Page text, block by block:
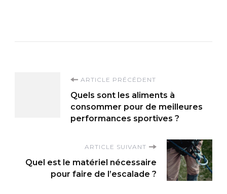
Navigation
d'article
ARTICLE PRÉCÉDENT
Quels sont les aliments à
consommer pour de meilleures
performances sportives ?
ARTICLE SUIVANT
Quel est le matériel nécessaire
pour faire de l’escalade ?